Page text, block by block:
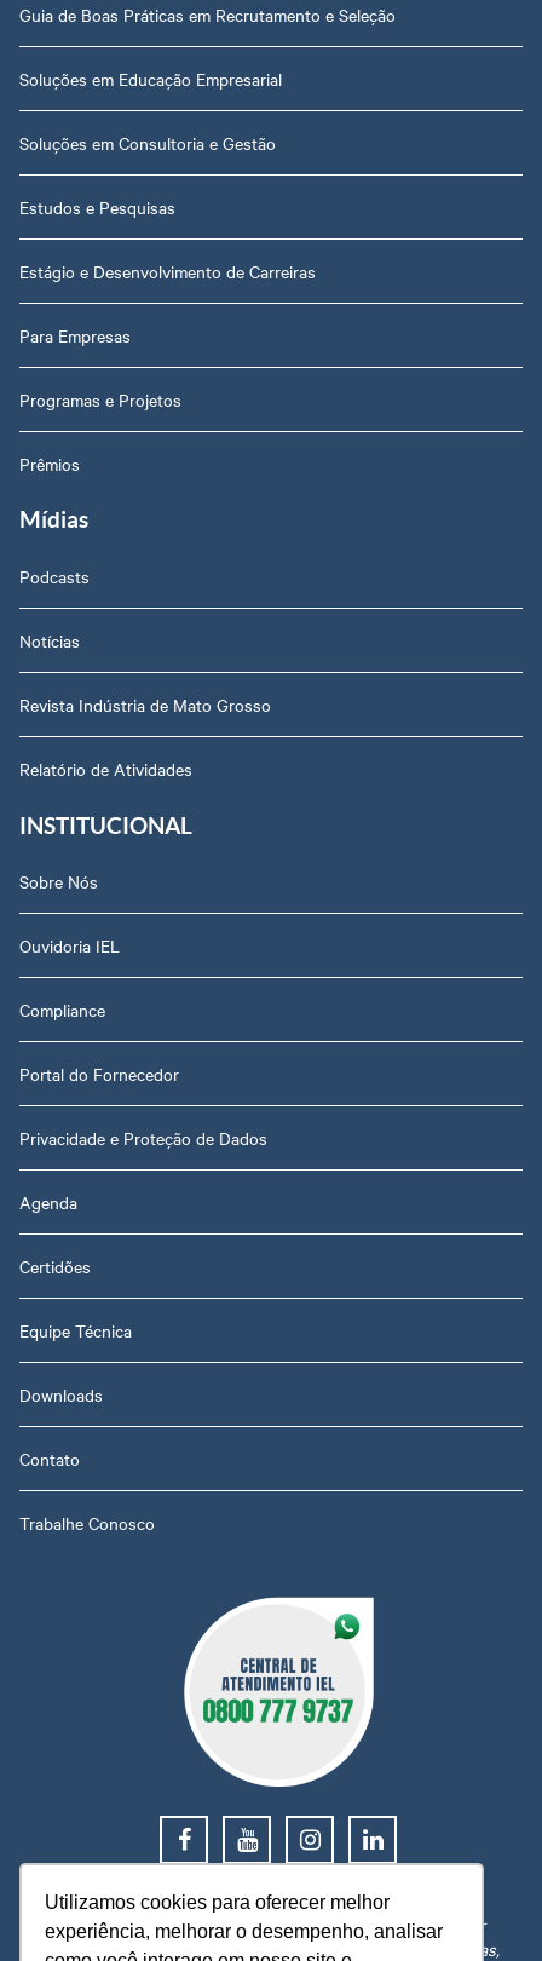
Utilizamos cookies para oferecer melhor
experiência, melhorar o desempenho, analisar
Guia de Boas Práticas em Recrutamento e Seleção
Soluções em Educação Empresarial
Soluções em Consultoria e Gestão
Estudos e Pesquisas
Estágio e Desenvolvimento de Carreiras
Para Empresas
Programas e Projetos
Prêmios
Mídias
Podcasts
Notícias
Revista Indústria de Mato Grosso
Relatório de Atividades
INSTITUCIONAL
Sobre Nós
Ouvidoria IEL
Compliance
Portal do Fornecedor
Privacidade e Proteção de Dados
Agenda
Certidões
Equipe Técnica
Downloads
Contato
Trabalhe Conosco
0800 777 9737
O IEL MT está a sua disposição, pronto para esclarecer
dúvidas, receber reclamações, sugestões e firmar parcerias,